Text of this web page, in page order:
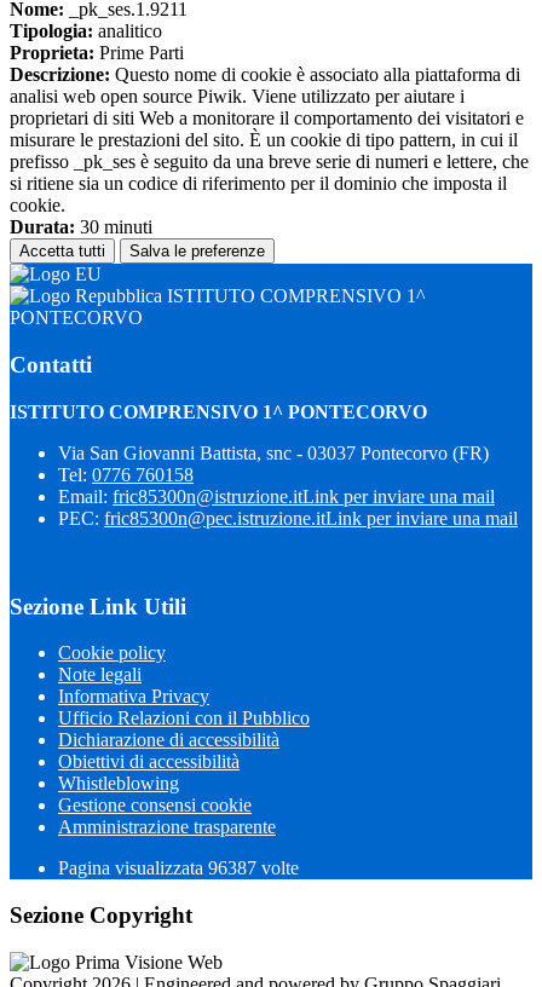
Nome: _pk_ses.1.9211
Tipologia: analitico
Proprieta: Prime Parti
Descrizione: Questo nome di cookie è associato alla piattaforma di
analisi web open source Piwik. Viene utilizzato per aiutare i
proprietari di siti Web a monitorare il comportamento dei visitatori e
misurare le prestazioni del sito. È un cookie di tipo pattern, in cui il
prefisso _pk_ses è seguito da una breve serie di numeri e lettere, che
si ritiene sia un codice di riferimento per il dominio che imposta il
cookie.
Durata: 30 minuti
Accetta tutti Salva le preferenze
ISTITUTO COMPRENSIVO 1^
PONTECORVO
Contatti
ISTITUTO COMPRENSIVO 1^ PONTECORVO
Via San Giovanni Battista, snc - 03037 Pontecorvo (FR)
Tel: 0776 760158
Email: fric85300n@istruzione.itLink per inviare una mail
PEC: fric85300n@pec.istruzione.itLink per inviare una mail
Sezione Link Utili
Cookie policy
Note legali
Informativa Privacy
Ufficio Relazioni con il Pubblico
Dichiarazione di accessibilità
Obiettivi di accessibilità
Whistleblowing
Gestione consensi cookie
Amministrazione trasparente
Pagina visualizzata 96387 volte
Sezione Copyright